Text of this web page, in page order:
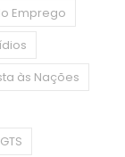
Emprego
às Nações